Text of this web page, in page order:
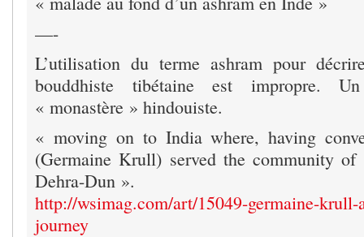
—-
L’utilisation du terme ashram pour
bouddhiste tibétaine est impropre.
« monastère » hindouiste.
« moving on to India where, having
(Germaine Krull) served the community of
Dehra-Dun ».
http://wsimag.com/art/15049-germaine-krull-
journey